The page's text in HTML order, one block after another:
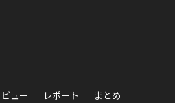
ュー レポート
まとめ